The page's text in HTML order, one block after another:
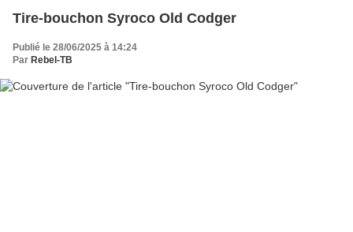
Tire-bouchon Syroco Old Codger
Publié le 28/06/2025 à 14:24
Par Rebel-TB